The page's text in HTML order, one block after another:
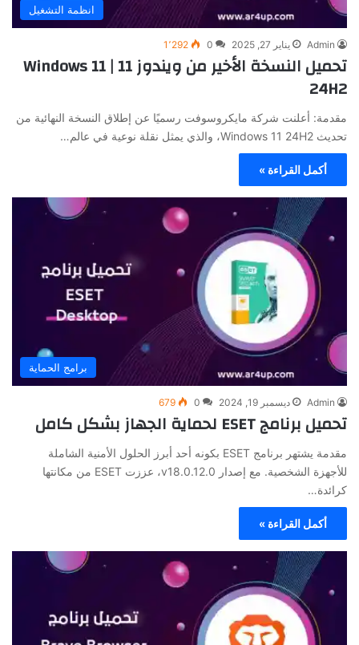
انظمة التشغيل
Admin يناير 27, 2025 0 1٬292
تحميل النسخة الأخير من ويندوز 11 | Windows 11
24H2
مقدمة: أعلنت شركة مايكروسوفت رسميًا عن إطلاق النسخة النهائية من
تحديث Windows 11 24H2، والذي يمثل نقلة نوعية في عالم…
أكمل القراءة »
برامج الحماية
Admin ديسمبر 19, 2024 0
679
تحميل برنامج ESET لحماية الجهاز بشكل كامل
مقدمة يشتهر برنامج ESET بكونه أحد أبرز الحلول الأمنية الشاملة
للأجهزة الشخصية. مع إصدار v18.0.12.0، عززت ESET من مكانتها
كرائدة…
أكمل القراءة »